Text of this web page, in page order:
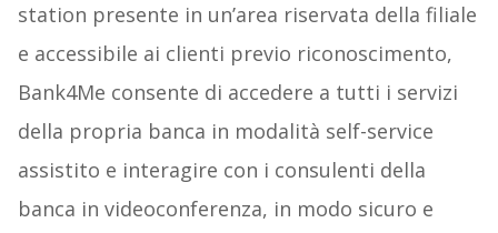
station presente in un’area riservata della filiale
e accessibile ai clienti previo riconoscimento,
Bank4Me consente di accedere a tutti i servizi
della propria banca in modalità self-service
assistito e interagire con i consulenti della
banca in videoconferenza, in modo sicuro e